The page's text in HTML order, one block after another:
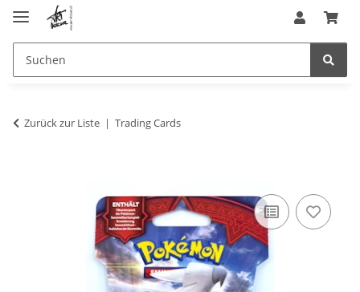
Zurück zur Liste Trading Cards